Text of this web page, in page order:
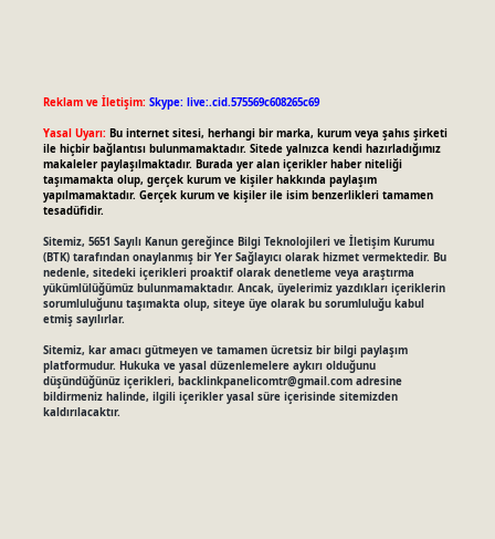
Reklam ve İletişim: Skype: live:.cid.575569c608265c69
Yasal Uyarı: Bu internet sitesi, herhangi bir marka, kurum veya şahıs şirketi
ile hiçbir bağlantısı bulunmamaktadır. Sitede yalnızca kendi hazırladığımız
makaleler paylaşılmaktadır. Burada yer alan içerikler haber niteliği
taşımamakta olup, gerçek kurum ve kişiler hakkında paylaşım
yapılmamaktadır. Gerçek kurum ve kişiler ile isim benzerlikleri tamamen
tesadüfidir.
Sitemiz, 5651 Sayılı Kanun gereğince Bilgi Teknolojileri ve İletişim Kurumu
(BTK) tarafından onaylanmış bir Yer Sağlayıcı olarak hizmet vermektedir. Bu
nedenle, sitedeki içerikleri proaktif olarak denetleme veya araştırma
yükümlülüğümüz bulunmamaktadır. Ancak, üyelerimiz yazdıkları içeriklerin
sorumluluğunu taşımakta olup, siteye üye olarak bu sorumluluğu kabul
etmiş sayılırlar.
Sitemiz, kar amacı gütmeyen ve tamamen ücretsiz bir bilgi paylaşım
platformudur. Hukuka ve yasal düzenlemelere aykırı olduğunu
düşündüğünüz içerikleri, backlinkpanelicomtr@gmail.comadresine
bildirmeniz halinde, ilgili içerikler yasal süre içerisinde sitemizden
kaldırılacaktır.